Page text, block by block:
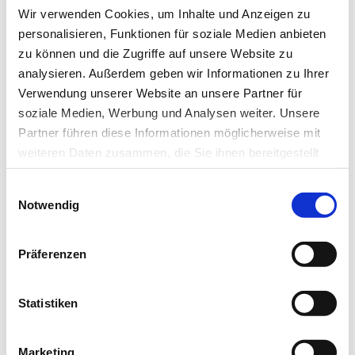
Wir verwenden Cookies, um Inhalte und Anzeigen zu
personalisieren, Funktionen für soziale Medien anbieten
zu können und die Zugriffe auf unsere Website zu
analysieren. Außerdem geben wir Informationen zu Ihrer
Verwendung unserer Website an unsere Partner für
soziale Medien, Werbung und Analysen weiter. Unsere
Partner führen diese Informationen möglicherweise mit
weiteren Daten zusammen, die Sie ihnen bereitgestellt
haben oder die sie im Rahmen Ihrer Nutzung der Dienste
Notwendig
Präferenzen
Statistiken
Marketing
30.11.17 Hans-Joachim Thiel
Anomalien und Normvarianten
Interne Veränderungen 2.2: Nierenagenesie
Kongenitale Anomalien der Nieren und des
Urogenitaltraktes kommen mit einer Häufigkeit von 1 :